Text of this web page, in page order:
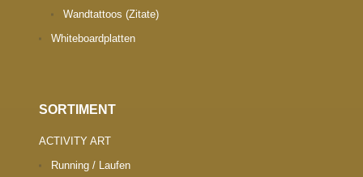
Wandtattoos (Zitate)
Whiteboardplatten
SORTIMENT
ACTIVITY ART
Running / Laufen